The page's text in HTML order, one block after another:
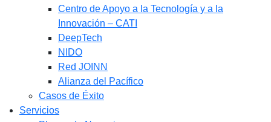
Centro de Apoyo a la Tecnología y a la
Innovación – CATI
DeepTech
NIDO
Red JOINN
Alianza del Pacífico
Casos de Éxito
Servicios